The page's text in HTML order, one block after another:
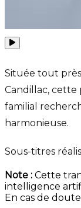
Située tout
Candillac,
familial
harmonieuse.
Sous-titres
Note : Cette
intelligence
En cas de